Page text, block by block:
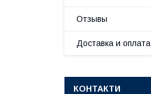
Отзывы
Доставка и оплата
КОНТАКТИ